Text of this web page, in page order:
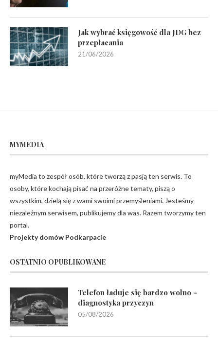
Jak wybrać księgowość dla JDG bez
przepłacania
21/06/2026
MYMEDIA
myMedia to zespół osób, które tworzą z pasją ten serwis. To
osoby, które kochają pisać na przeróżne tematy, piszą o
wszystkim, dzielą się z wami swoimi przemyśleniami. Jesteśmy
niezależnym serwisem, publikujemy dla was. Razem tworzymy ten
portal.
Projekty domów Podkarpacie
OSTATNIO OPUBLIKOWANE
Telefon ładuje się bardzo wolno –
diagnostyka przyczyn
05/08/2026